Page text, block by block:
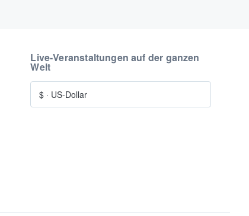
Live-Veranstaltungen auf der ganzen
Welt
$ · US-Dollar